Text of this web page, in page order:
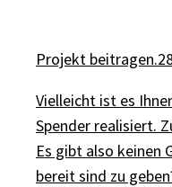
Projekt
Vielleicht ist es
Spender realisiert.
Es gibt also keinen
bereit sind zu